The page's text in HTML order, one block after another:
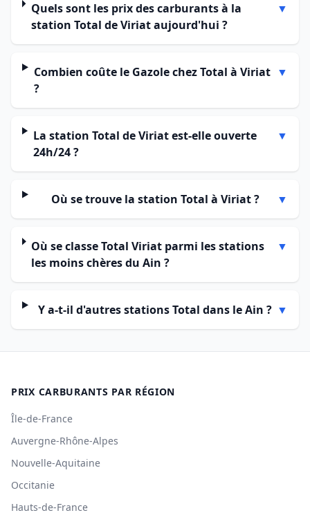
Quels sont les prix des carburants à la
station Total de Viriat aujourd'hui ?
▼
Combien coûte le Gazole chez Total à Viriat
?
▼
La station Total de Viriat est-elle ouverte
24h/24 ?
▼
Où se trouve la station Total à Viriat ? ▼
Où se classe Total Viriat parmi les stations
les moins chères du Ain ?
▼
Y a-t-il d'autres stations Total dans le Ain ? ▼
PRIX CARBURANTS PAR RÉGION
Île-de-France
Auvergne-Rhône-Alpes
Nouvelle-Aquitaine
Occitanie
Hauts-de-France